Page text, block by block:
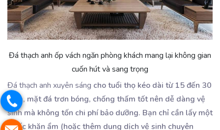
Đá thạch anh ốp vách ngăn phòng khách mang lại không gian
cuốn hút và sang trọng
Đá thạch anh xuyên sáng cho tuổi thọ kéo dài từ 15 đến 30
năm, mặt đá trơn bóng, chống thấm tốt nên dễ dàng vệ
sinh mà không tốn chi phí bảo dưỡng. Bạn chỉ cần lấy một
chiếc khăn ẩm (hoặc thêm dung dịch vệ sinh chuyên